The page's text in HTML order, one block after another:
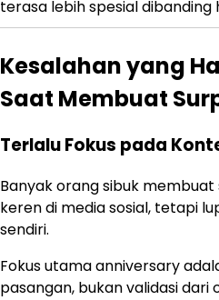
terasa lebih spesial dibanding
Kesalahan yang
Saat Membuat
Terlalu Fokus pada
Banyak orang sibuk
keren di media sosial, tetapi
sendiri.
Fokus utama anniversary
pasangan, bukan validasi dari